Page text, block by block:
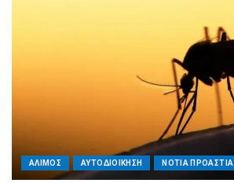
ΑΛΙΜΟΣ ΑΥΤΟΔΙΟΙΚΗΣΗ ΝΟΤΙΑ ΠΡΟΑΣΤΙΑ